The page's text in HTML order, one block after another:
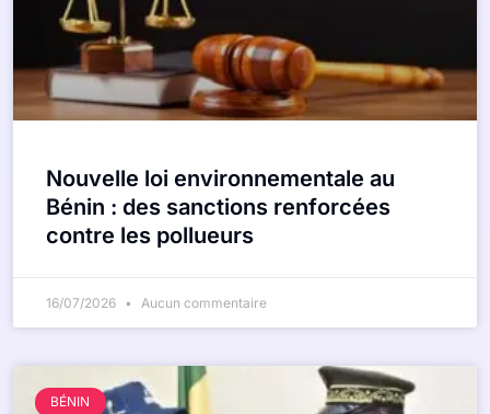
Nouvelle loi environnementale au
Bénin : des sanctions renforcées
contre les pollueurs
16/07/2026 Aucun commentaire
BÉNIN